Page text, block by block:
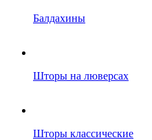
Балдахины
Шторы на люверсах
Шторы классические